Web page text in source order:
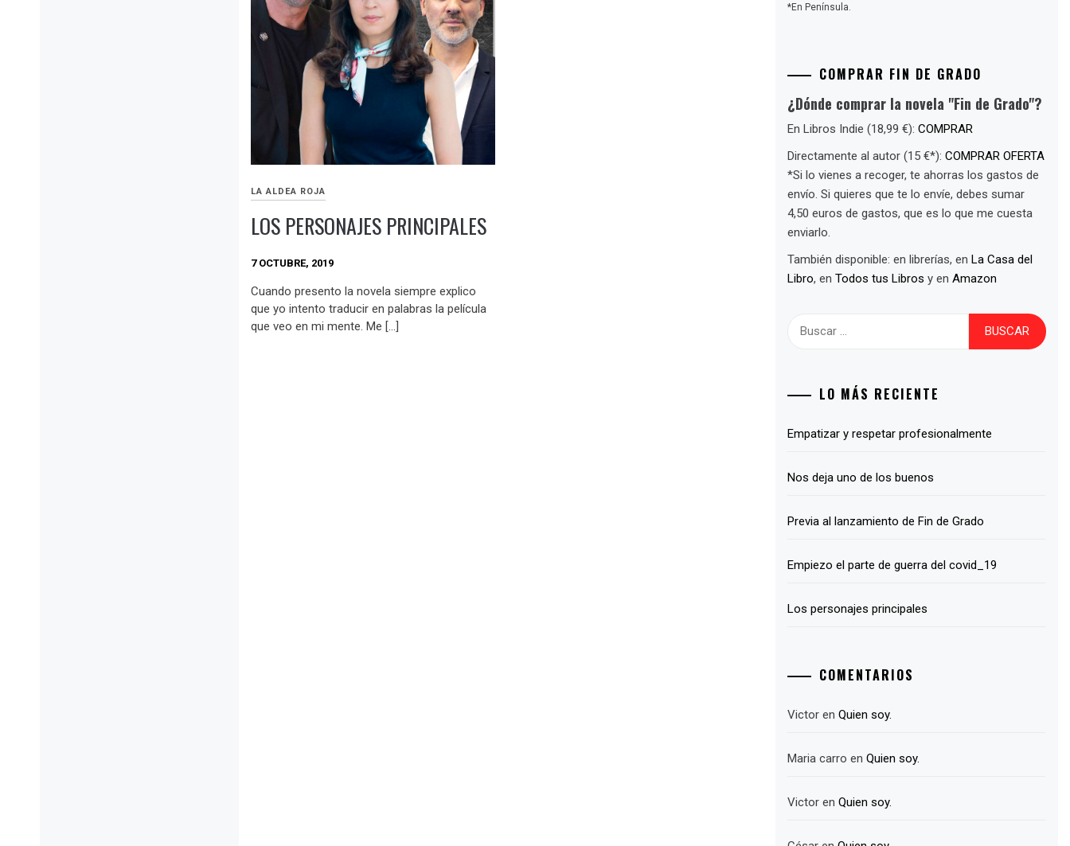
LA ALDEA ROJA
LOS PERSONAJES PRINCIPALES
7 OCTUBRE, 2019
Cuando presento la novela siempre explico
que yo intento traducir en palabras la película
que veo en mi mente. Me […]
*En Península.
COMPRAR FIN DE GRADO
¿Dónde comprar la novela "Fin de Grado"?
En Libros Indie (18,99 €):COMPRAR
Directamente al autor (15 €*):COMPRAR OFERTA
*Si lo vienes a recoger, te ahorras los gastos de
envío. Si quieres que te lo envíe, debes sumar
4,50 euros de gastos, que es lo que me cuesta
enviarlo.
También disponible: en librerías, enLa Casa del
Libro, enTodos tus Libros y enAmazon
LO MÁS RECIENTE
Empatizar y respetar profesionalmente
Nos deja uno de los buenos
Previa al lanzamiento de Fin de Grado
Empiezo el parte de guerra del covid_19
Los personajes principales
COMENTARIOS
Victor enQuien soy.
Maria carro enQuien soy.
Victor enQuien soy.